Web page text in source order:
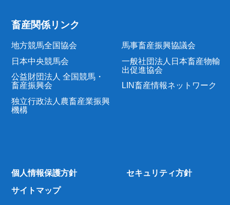
畜産関係リンク
地方競馬全国協会
日本中央競馬会
公益財団法人 全国競馬・
畜産振興会
独立行政法人農畜産業振興
機構
馬事畜産振興協議会
一般社団法人日本畜産物輸
出促進協会
LIN畜産情報ネットワーク
個人情報保護方針 セキュリティ方針
サイトマップ